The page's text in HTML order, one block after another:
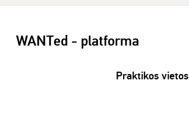
WANTed - platforma
Praktikos vietos